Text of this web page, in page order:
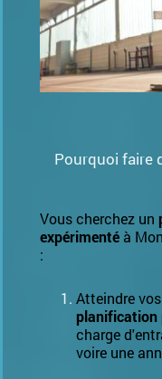
Pourquoi faire
Vous cherchez un
expérimenté à
:
Atteindre
planification
charge
voire une